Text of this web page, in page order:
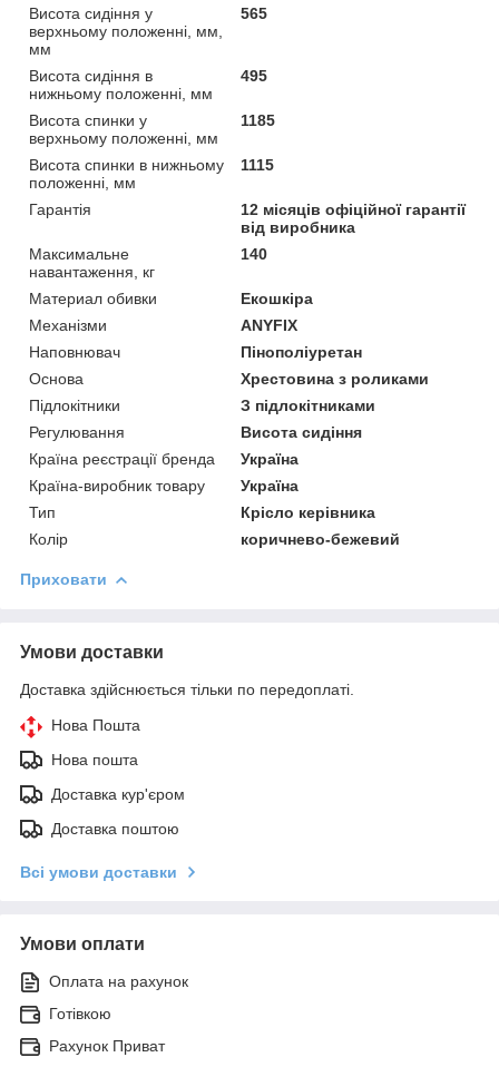
Висота сидіння у
верхньому положенні, мм,
мм
565
Висота сидіння в
нижньому положенні, мм
495
Висота спинки у
верхньому положенні, мм
1185
Висота спинки в нижньому
положенні, мм
1115
Гарантія
12 місяців офіційної гарантії
від виробника
Максимальне
навантаження, кг
140
Материал обивки
Екошкіра
Механізми
ANYFIX
Наповнювач
Пінополіуретан
Основа
Хрестовина з роликами
Підлокітники
З підлокітниками
Регулювання
Висота сидіння
Країна реєстрації бренда
Україна
Країна-виробник товару
Україна
Тип
Крісло керівника
Колір
коричнево-бежевий
Приховати
Умови доставки
Доставка здійснюється тільки по передоплаті.
Нова Пошта
Нова пошта
Доставка кур'єром
Доставка поштою
Всі умови доставки
Умови оплати
Оплата на рахунок
Готівкою
Рахунок Приват